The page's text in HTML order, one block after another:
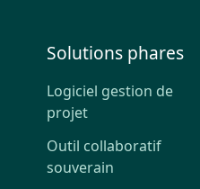
Solutions phares
Logiciel gestion de
projet
Outil collaboratif
souverain